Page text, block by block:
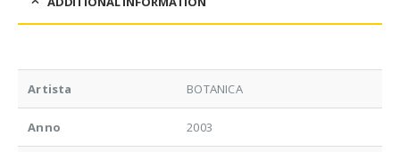
Artista BOTANICA
Anno 2003